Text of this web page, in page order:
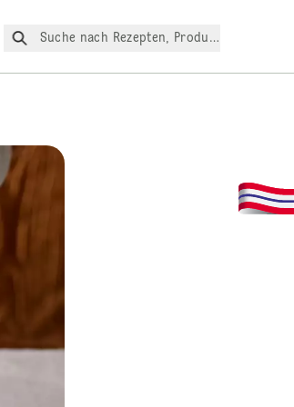
Suche nach Rezepten, Produkte, etc.